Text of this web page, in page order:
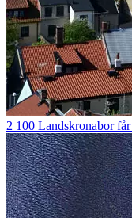
2 100 Landskronabor